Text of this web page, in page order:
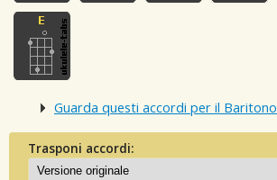
Guarda questi accordi per il Baritono
Trasponi accordi: